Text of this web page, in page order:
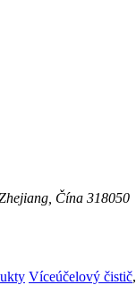
Čína 318050
Víceúčelový čistič,